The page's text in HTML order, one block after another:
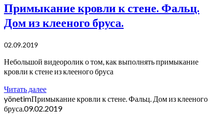
Примыкание кровли к стене. Фальц.
Дом из клееного бруса.
02.09.2019
Небольшой видеоролик о том, как выполнять примыкание
кровли к стене из клееного бруса
Читать далее
yönetimПримыкание кровли к стене. Фальц. Дом из клееного
бруса.09.02.2019